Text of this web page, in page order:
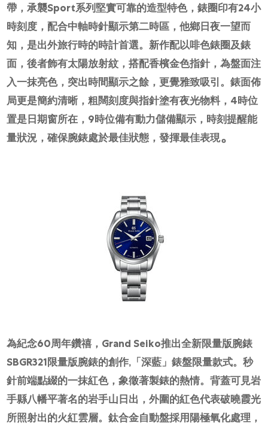
帶，承襲Sport系列堅實可靠的造型特色，錶圈印有24小
時刻度，配合中軸時針顯示第二時區，他鄉日夜一望而
知，是出外旅行時的時計首選。新作配以啡色錶圈及錶
面，後者飾有太陽放射紋，搭配香檳金色指針，為盤面注
入一抹亮色，突出時間顯示之餘，更覺雅致吸引。錶面佈
局更是簡約清晰，粗闊刻度與指針塗有夜光物料，4時位
置是日期窗所在，9時位備有動力儲備顯示，時刻提醒能
量狀況，確保腕錶處於最佳狀態，發揮最佳表現。
為紀念60周年鑽禧，Grand Seiko推出全新限量版腕錶
SBGR321限量版腕錶的創作,「深藍」錶盤限量款式。秒
針前端點綴的一抹紅色，象徵著製錶的熱情。背蓋可見岩
手縣八幡平著名的岩手山日出，外圍的紅色代表破曉霞光
所照射出的火紅雲層。鈦合金自動盤採用陽極氧化處理，